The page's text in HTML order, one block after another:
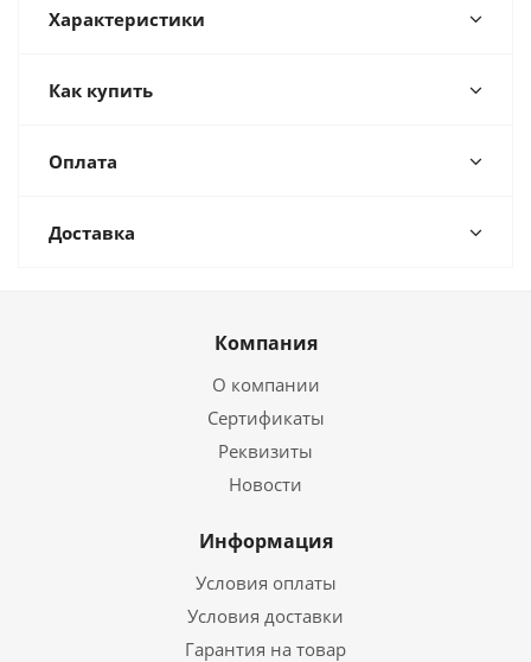
Характеристики
Как купить
Оплата
Доставка
Компания
О компании
Сертификаты
Реквизиты
Новости
Информация
Условия оплаты
Условия доставки
Гарантия на товар